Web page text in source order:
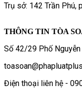
Trụ sở: 142 Trần Phú,
THÔNG TIN TÒA
Số 42/29 Phố Nguyễn
Điện thoại liên hệ -